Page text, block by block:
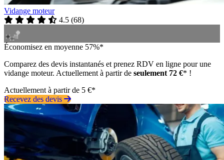
Vidange moteur
4.5 (68)
Économisez en moyenne 57%*
Comparez des devis instantanés et prenez RDV en ligne pour une
vidange moteur. Actuellement à partir de seulement 72 €* !
Actuellement à partir de 5 €*
Recevez des devis